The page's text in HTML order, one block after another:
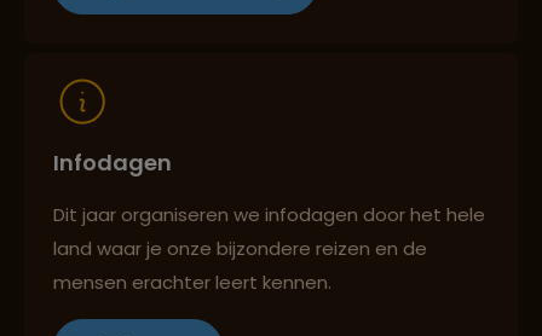
Infodagen
Dit jaar organiseren we infodagen door het hele
land waar je onze bijzondere reizen en de
mensen erachter leert kennen.